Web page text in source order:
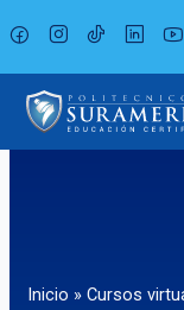
al
contenido
Inicio » Cursos